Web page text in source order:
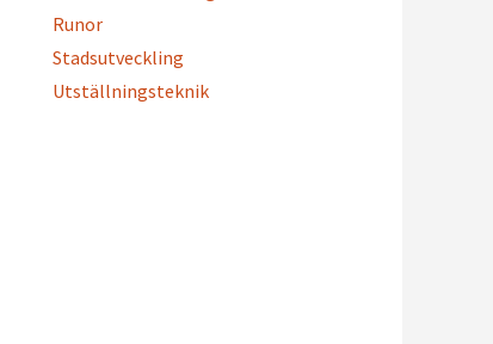
Runor
Stadsutveckling
Utställningsteknik